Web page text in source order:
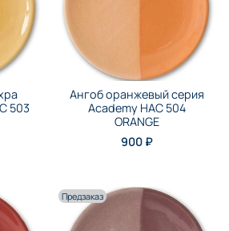
503
Ангоб оранжевый серия
Academy НАС 504
ORANGE
900 ₽
Предзаказ